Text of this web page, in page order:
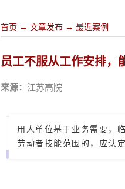
首页 → 文章发布 → 最近案例
员工不服从工作安排，
来源： 江苏高院
用人单位基于业务需要，
劳动者技能范围的，应认